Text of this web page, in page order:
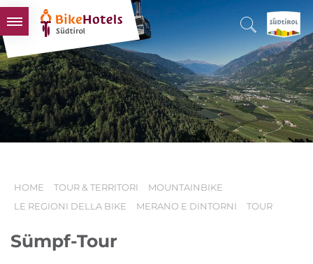
BIKEHOTELS
HOTELS & PACCHETTI
TOUR & TERRITORI
L'ALTO ADIGE & NOI
HOME TOUR & TERRITORI
MOUNTAINBIKE
LE REGIONI DELLA BIKE
MERANO E DINTORNI TOUR
Sümpf-Tour